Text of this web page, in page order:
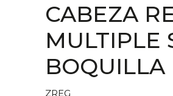
CABEZA
MULTIPLE
BOQUILLA
ZREG